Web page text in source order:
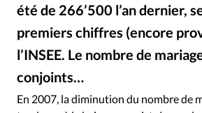
RUBRIQUES
Toute l'actualité Bible Culture
Eglises
Histoire Laicité
Mission
Monde People
Société
été de 266’500 l’an dernier,
premiers chiffres (encore
l’INSEE. Le nombre de
conjoints…
En 2007, la diminution du nombre de